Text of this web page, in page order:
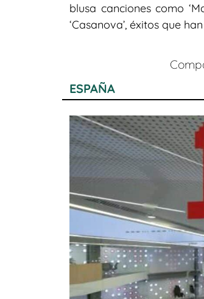
blusa canciones como
‘Casanova’, éxitos que
ESPAÑA